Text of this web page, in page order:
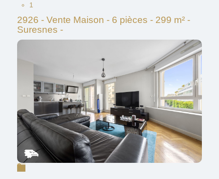
1
2926 - Vente Maison - 6 pièces - 299 m² -
Suresnes -